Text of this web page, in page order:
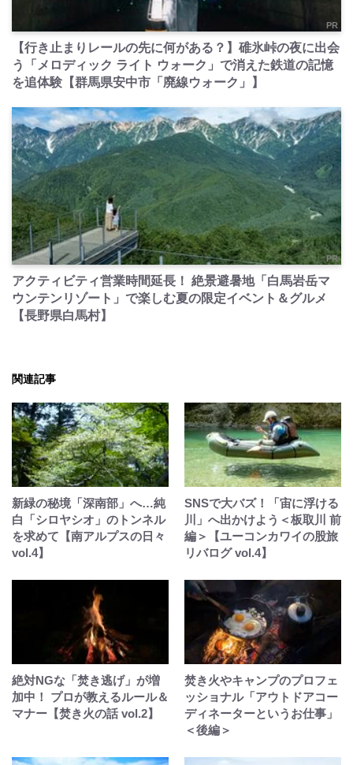
PR
【行き止まりレールの先に何がある？】碓氷峠の夜に出会
う「メロディック ライト ウォーク」で消えた鉄道の記憶
を追体験【群馬県安中市「廃線ウォーク」】
PR
アクティビティ営業時間延長！ 絶景避暑地「白馬岩岳マ
ウンテンリゾート」で楽しむ夏の限定イベント＆グルメ
【長野県白馬村】
関連記事
新緑の秘境「深南部」へ…純
白「シロヤシオ」のトンネル
を求めて【南アルプスの日々
vol.4】
SNSで大バズ！「宙に浮ける
川」へ出かけよう＜板取川 前
編＞【ユーコンカワイの股旅
リバログ vol.4】
絶対NGな「焚き逃げ」が増
加中！ プロが教えるルール＆
マナー【焚き火の話 vol.2】
焚き火やキャンプのプロフェ
ッショナル「アウトドアコー
ディネーターというお仕事」
＜後編＞